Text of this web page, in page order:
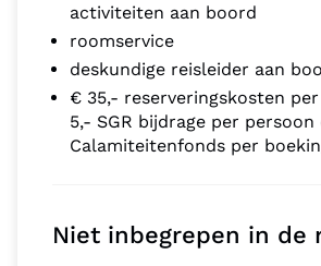
activiteiten aan boord
roomservice
deskundige reisleider aan
€ 35,- reserveringskosten
5,- SGR bijdrage per persoon
Calamiteitenfonds per
Niet inbegrepen in de